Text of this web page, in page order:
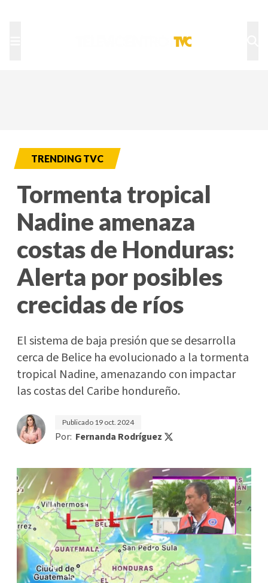
TRENDING TVC
Tormenta tropical
Nadine amenaza
costas de Honduras:
Alerta por posibles
crecidas de ríos
El sistema de baja presión que se desarrolla
cerca de Belice ha evolucionado a la tormenta
tropical Nadine, amenazando con impactar
las costas del Caribe hondureño.
Publicado 19 oct. 2024
Por: Fernanda Rodríguez